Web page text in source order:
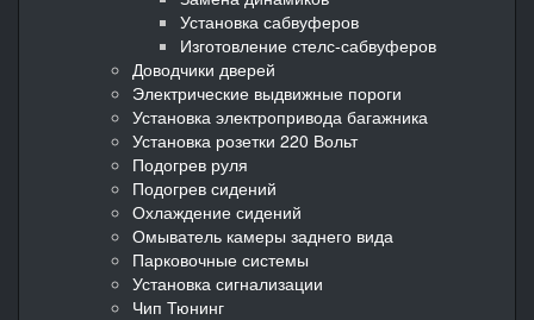
Установка сабвуферов
Изготовление стелс-сабвуферов
Доводчики дверей
Электрические выдвижные пороги
Установка электропривода багажника
Установка розетки 220 Вольт
Подогрев руля
Подогрев сидений
Охлаждение сидений
Омыватель камеры заднего вида
Парковочные системы
Установка сигнализации
Чип Тюнинг